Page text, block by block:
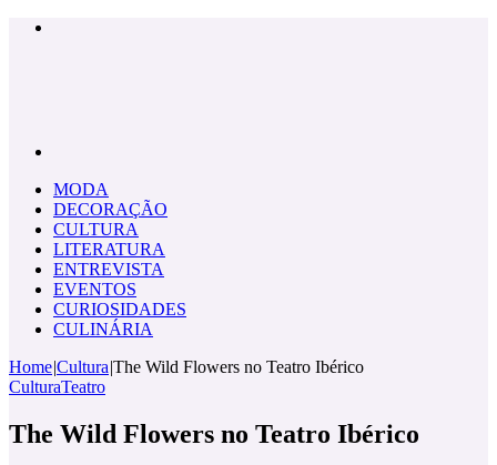
MODA
DECORAÇÃO
CULTURA
LITERATURA
ENTREVISTA
EVENTOS
CURIOSIDADES
CULINÁRIA
Home|Cultura|The Wild Flowers no Teatro Ibérico
CulturaTeatro
The Wild Flowers no Teatro Ibérico